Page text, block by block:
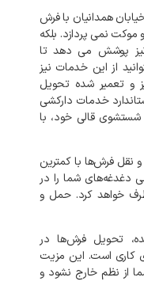
همدانیان بافرش
و موکت نمی‌ پردازد. بلکه
پوشش می‌ دهد تا
از این خدمات نیز
و تعمیر شده تحویل
خدمات دارکشی
شستشوی قالی خود، با
و نقل فرش‌ها با کمترین
دغدغه‌های شما را در
خواهد کرد.حمل و
تحویل فرش‌ها در
کاری است. این مزیت
از نظم خارج نشود و